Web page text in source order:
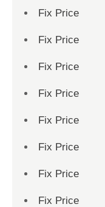
Fix Price
Fix Price
Fix Price
Fix Price
Fix Price
Fix Price
Fix Price
Fix Price